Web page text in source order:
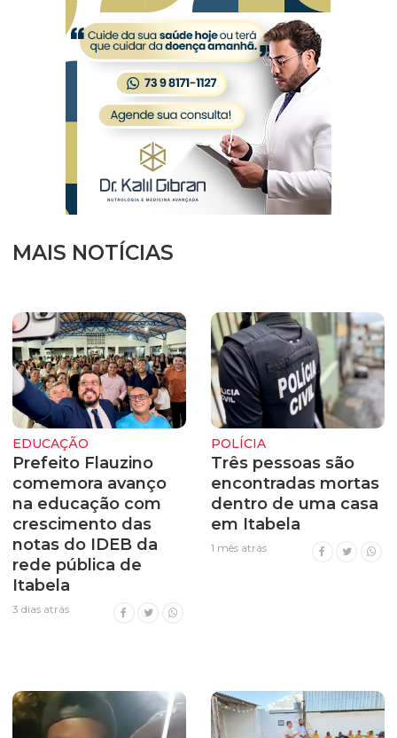
MAIS NOTÍCIAS
EDUCAÇÃO
Prefeito Flauzino
comemora avanço
na educação com
crescimento das
notas do IDEB da
rede pública de
Itabela
3 dias atrás
POLÍCIA
Três pessoas são
encontradas mortas
dentro de uma casa
em Itabela
1 mês atrás